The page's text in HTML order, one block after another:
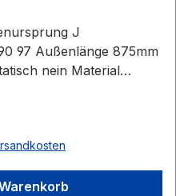
J
97 Außenlänge 875mm
nein Material